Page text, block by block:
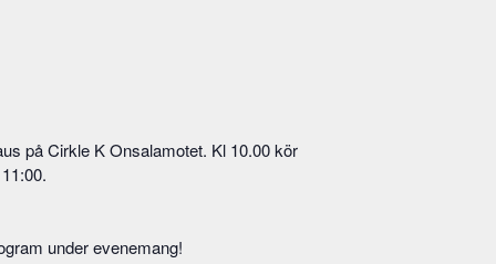
på Cirkle K Onsalamotet. Kl 10.00 kör
under evenemang!